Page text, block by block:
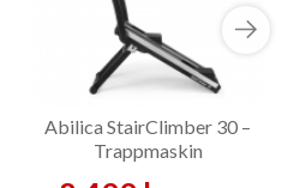
Abilica StairClimber 30 –
Trappmaskin